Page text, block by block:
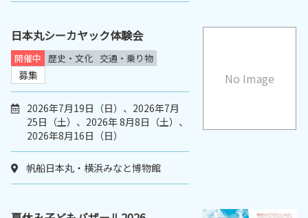
No Image
日本丸シーカヤック体験会
開催中 歴史・文化 交通・乗り物
募集
2026年7月19日（日）、2026年7月
25日（土）、2026年 8月8日（土）、
2026年8月16日（日）
帆船日本丸・横浜みなと博物館